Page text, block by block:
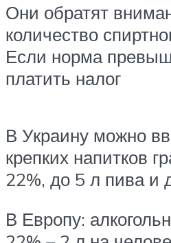
Они обратят
количество
Если норма
платить налог
В Украину можно
крепких напитков
22%, до 5 л пива и
В Европу: